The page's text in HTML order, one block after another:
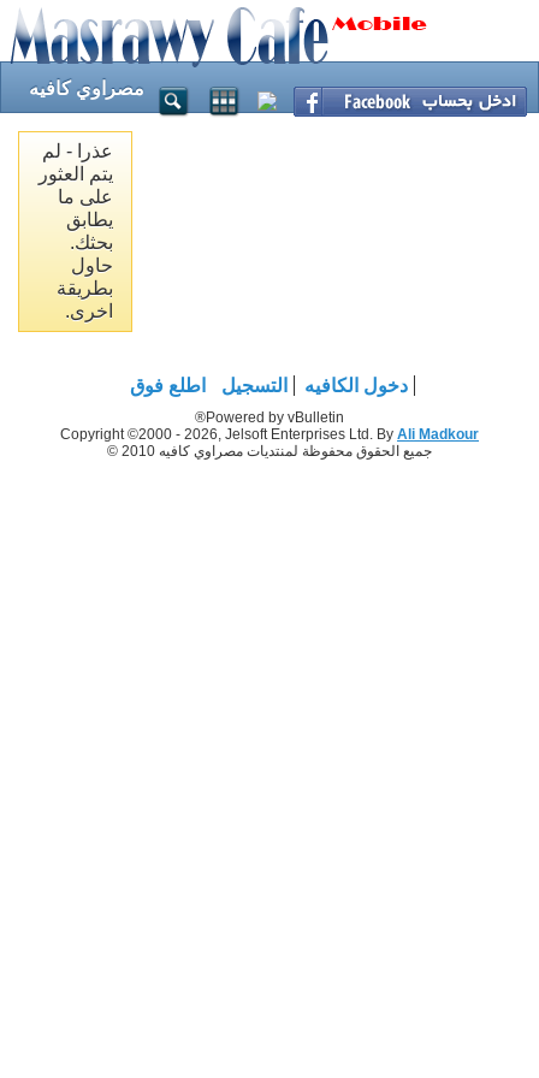
مصراوي كافيه
عذرا - لم
يتم العثور
على ما
يطابق
بحثك.
حاول
بطريقة
اخرى.
دخول الكافيه التسجيل اطلع فوق
Powered by vBulletin®
Copyright ©2000 - 2026, Jelsoft Enterprises Ltd. By Ali Madkour
جميع الحقوق محفوظة لمنتديات مصراوي كافيه 2010 ©